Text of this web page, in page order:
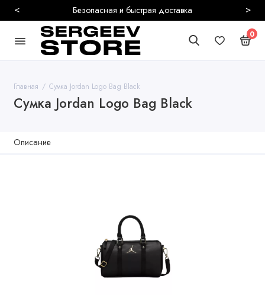
Безопасная и быстрая доставка
< >
0
Главная Сумка Jordan Logo Bag Black
Сумка Jordan Logo Bag Black
Описание